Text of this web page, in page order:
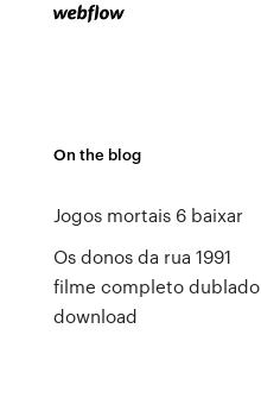
On the blog
Jogos mortais 6 baixar
Os donos da rua 1991
filme completo dublado
download